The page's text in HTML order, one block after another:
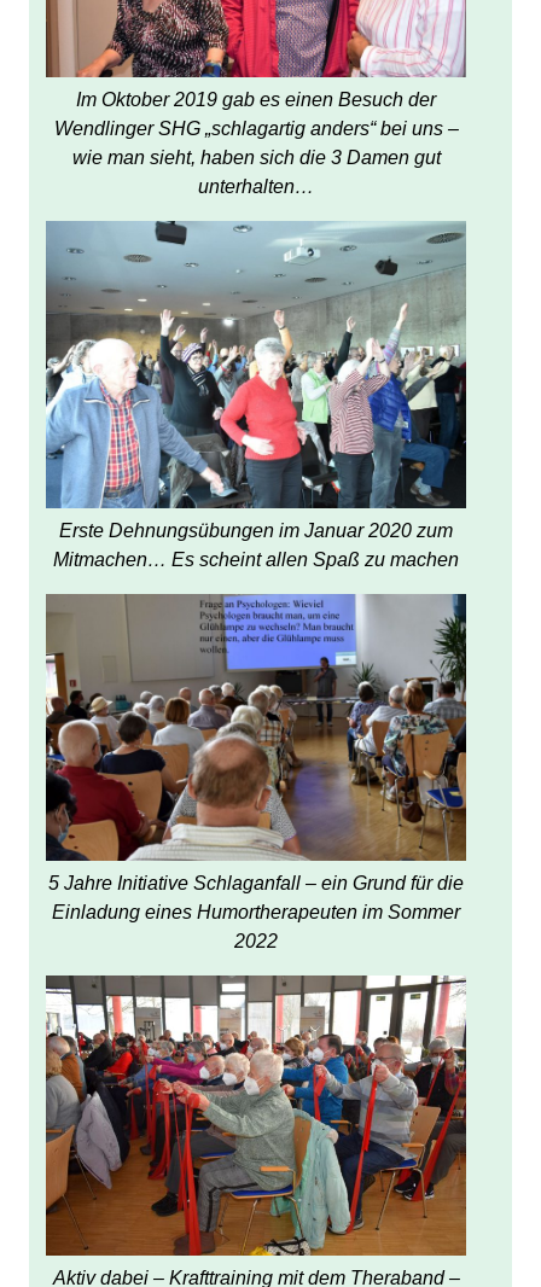
Im Oktober 2019 gab es einen Besuch der
Wendlinger SHG „schlagartig anders“ bei uns –
wie man sieht, haben sich die 3 Damen gut
unterhalten…
Erste Dehnungsübungen im Januar 2020 zum
Mitmachen… Es scheint allen Spaß zu machen
5 Jahre Initiative Schlaganfall – ein Grund für die
Einladung eines Humortherapeuten im Sommer
2022
Aktiv dabei – Krafttraining mit dem Theraband –